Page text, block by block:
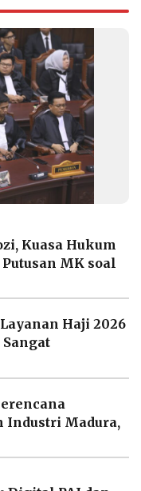
Kuasa Hukum
MK soal
Haji 2026
Sangat
Industri Madura,